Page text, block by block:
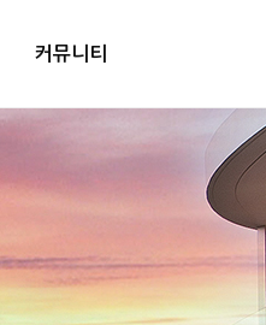
커뮤니티